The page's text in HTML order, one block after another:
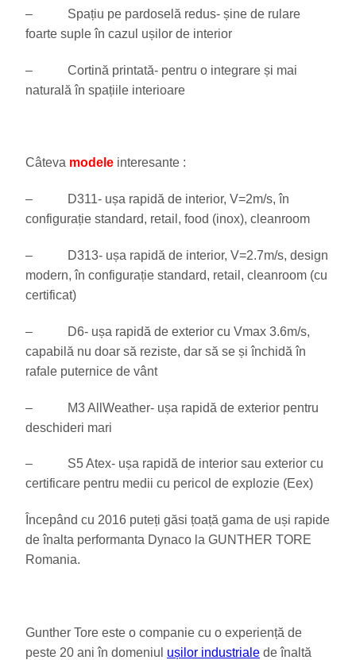
– Spațiu pe pardoselă redus- șine de rulare
foarte suple în cazul ușilor de interior
– Cortină printată- pentru o integrare și mai
naturală în spațiile interioare
Câteva modele interesante :
– D311- ușa rapidă de interior, V=2m/s, în
configurație standard, retail, food (inox), cleanroom
– D313- ușa rapidă de interior, V=2.7m/s, design
modern, în configurație standard, retail, cleanroom (cu
certificat)
– D6- ușa rapidă de exterior cu Vmax 3.6m/s,
capabilă nu doar să reziste, dar să se și închidă în
rafale puternice de vânt
– M3 AllWeather- ușa rapidă de exterior pentru
deschideri mari
– S5 Atex- ușa rapidă de interior sau exterior cu
certificare pentru medii cu pericol de explozie (Eex)
Începând cu 2016 puteți găsi țoață gama de uși rapide
de înalta performanta Dynaco la GUNTHER TORE
Romania.
Gunther Tore este o companie cu o experiență de
peste 20 ani în domeniul ușilor industriale de înaltă